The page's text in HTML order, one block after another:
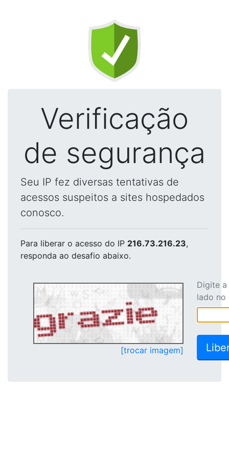
Verificação
de segurança
Seu IP fez diversas tentativas de
acessos suspeitos a sites hospedados
conosco.
Para liberar o acesso do IP 216.73.216.23,
responda ao desafio abaixo.
[trocar imagem]
Digite
lado no